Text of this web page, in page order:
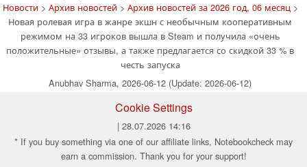
Новости> Архив новостей> Архив новостей за 2026 год, 06 месяц>
Новая ролевая игра в жанре экшн с необычным кооперативным
режимом на 33 игроков вышла в Steam и получила «очень
положительные» отзывы, а также предлагается со скидкой 33 % в
честь запуска
Anubhav Sharma, 2026-06-12 (Update: 2026-06-12)
Cookie Settings
| 28.07.2026 14:16
* If you buy something via one of our affiliate links, Notebookcheck may
earn a commission. Thank you for your support!